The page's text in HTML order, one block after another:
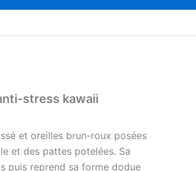
stress kawaii
et oreilles brun-roux posées
et des pattes potelées. Sa
puis reprend sa forme dodue